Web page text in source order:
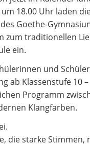
um 18.00 Uhr laden
Goethe-
zum traditionellen
ein.
und
ab Klassenstufe 10
Programm
Klangfarben.
die starke Stimmen,